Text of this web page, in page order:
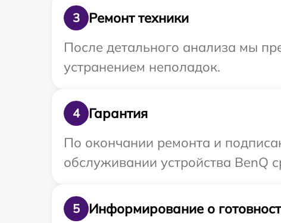
3
Ремонт техники
После детального анализа мы
устранением неполадок.
4
Гарантия
По окончании ремонта и
обслуживании устройства BenQ
5
Информирование о